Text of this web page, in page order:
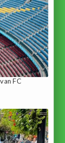
FC